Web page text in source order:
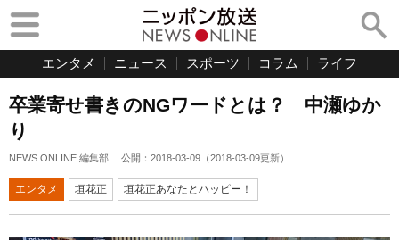
エンタメ ニュース スポーツ コラム ライフ
卒業寄せ書きのNGワードとは？ 中瀬ゆか
り
NEWS ONLINE 編集部 公開： 2018-03-09 （2018-03-09更新）
エンタメ 垣花正 垣花正あなたとハッピー！